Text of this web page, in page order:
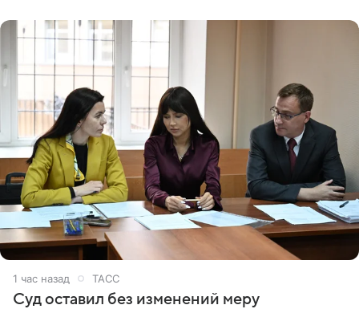
1 час назад ТАСС
Суд оставил без изменений меру